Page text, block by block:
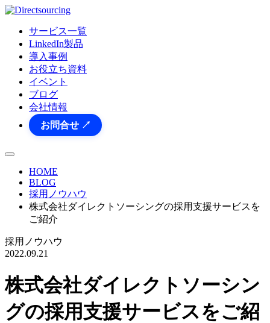
サービス一覧
LinkedIn製品
導入事例
お役立ち資料
イベント
ブログ
会社情報
お問合せ ↗
HOME
BLOG
採用ノウハウ
株式会社ダイレクトソーシングの採用支援サービスを
ご紹介
採用ノウハウ
2022.09.21
株式会社ダイレクトソーシン
グの採用支援サービスをご紹